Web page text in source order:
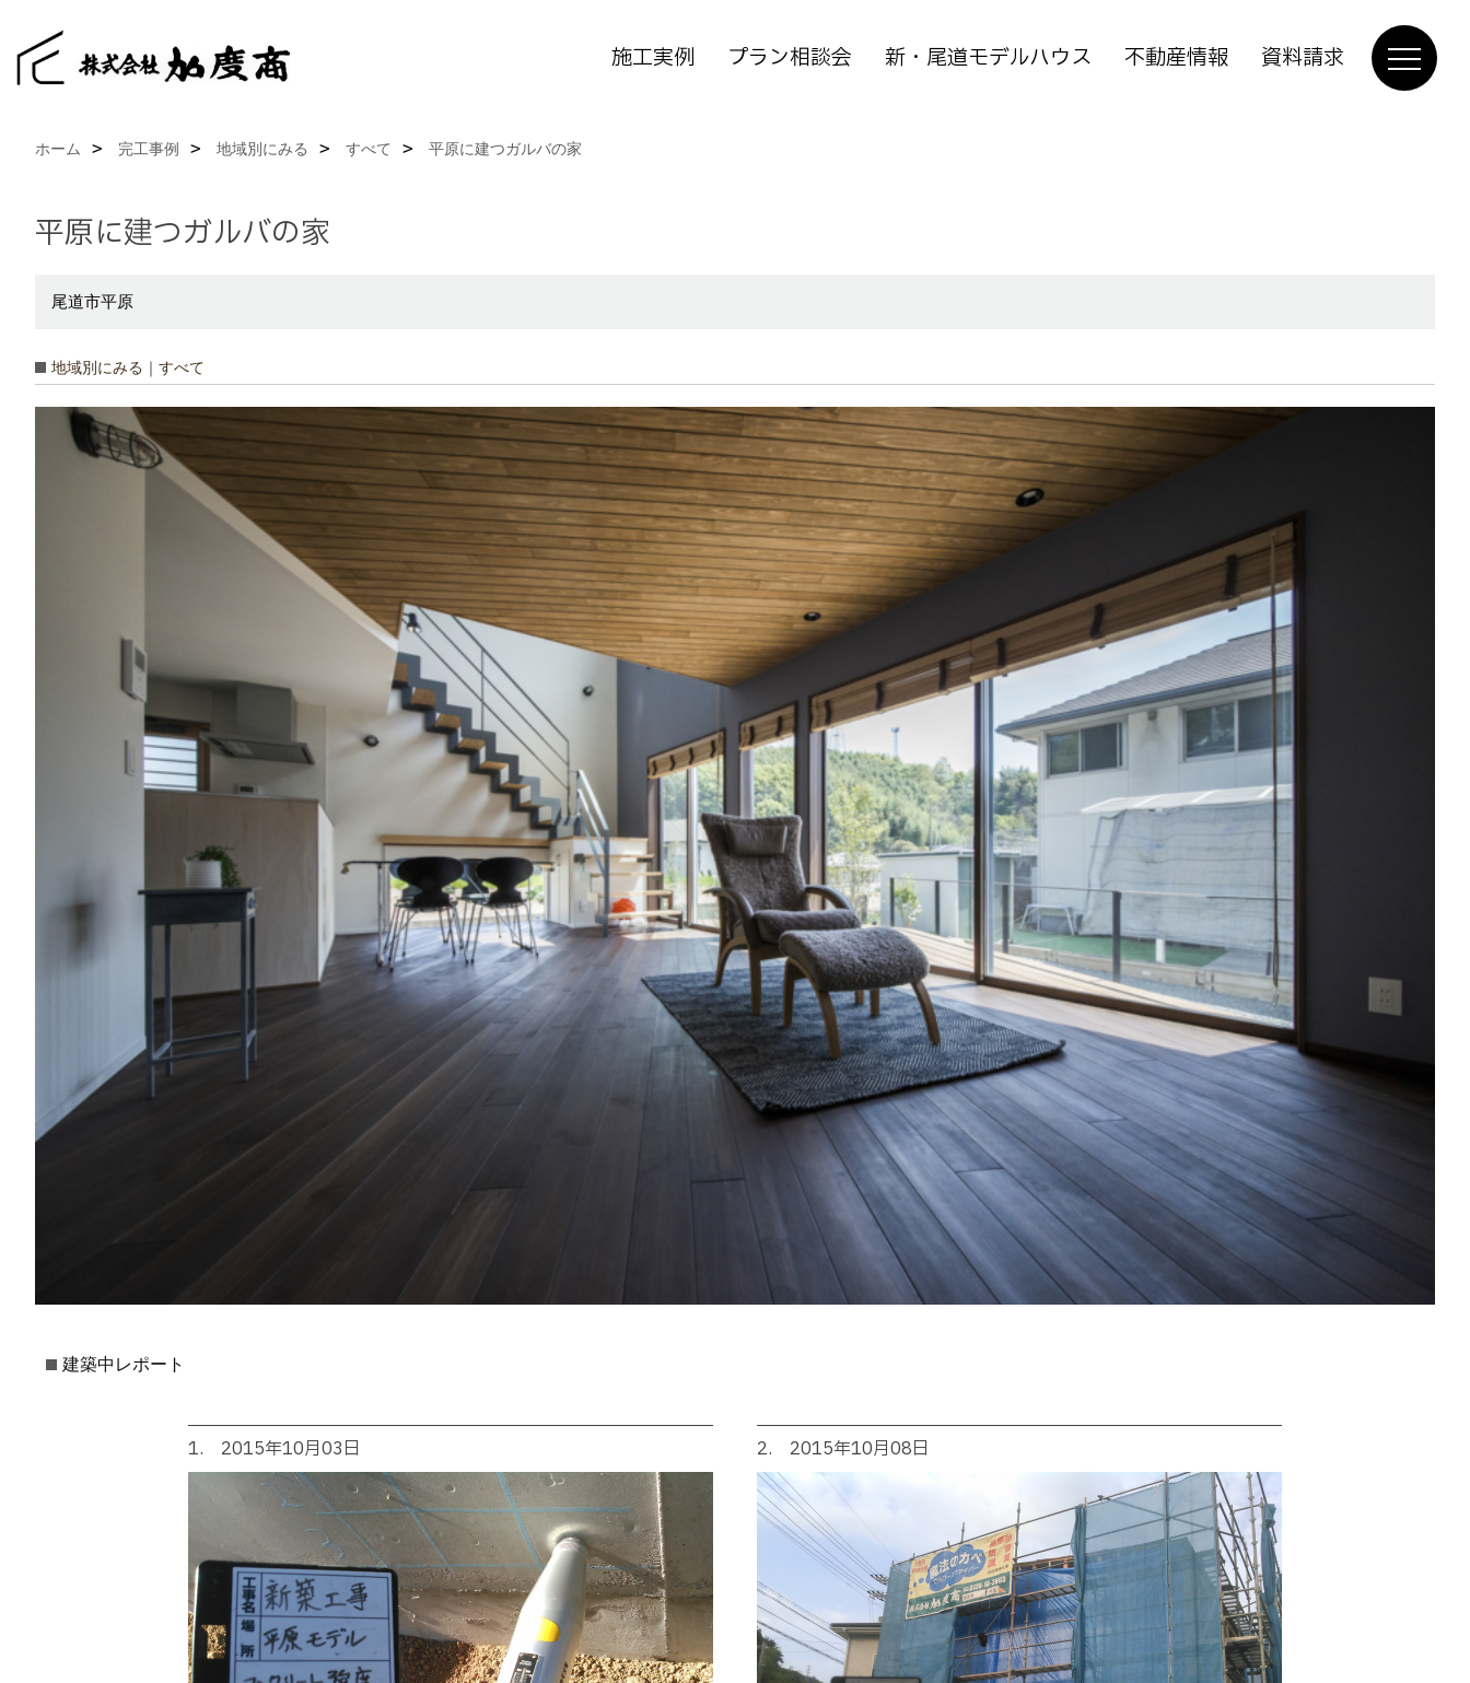
施工実例 プラン相談会 新・尾道モデルハウス 不動産情報 資料請求
ホーム 完工事例 地域別にみる すべて 平原に建つガルバの家
平原に建つガルバの家
尾道市平原
地域別にみる｜すべて
建築中レポート
1. 2015年10月03日 2. 2015年10月08日